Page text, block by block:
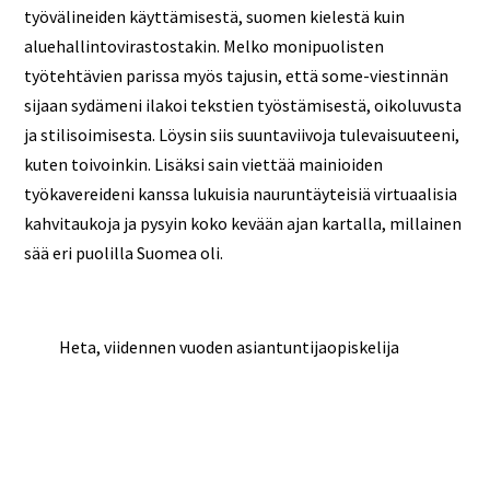
työvälineiden käyttämisestä, suomen kielestä kuin
aluehallintovirastostakin. Melko monipuolisten
työtehtävien parissa myös tajusin, että some-viestinnän
sijaan sydämeni ilakoi tekstien työstämisestä, oikoluvusta
ja stilisoimisesta. Löysin siis suuntaviivoja tulevaisuuteeni,
kuten toivoinkin. Lisäksi sain viettää mainioiden
työkavereideni kanssa lukuisia nauruntäyteisiä virtuaalisia
kahvitaukoja ja pysyin koko kevään ajan kartalla, millainen
sää eri puolilla Suomea oli.
Heta, viidennen vuoden asiantuntijaopiskelija